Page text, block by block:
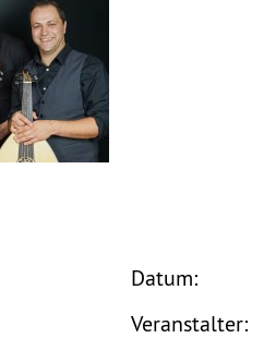
Datum:
Veranstalter: